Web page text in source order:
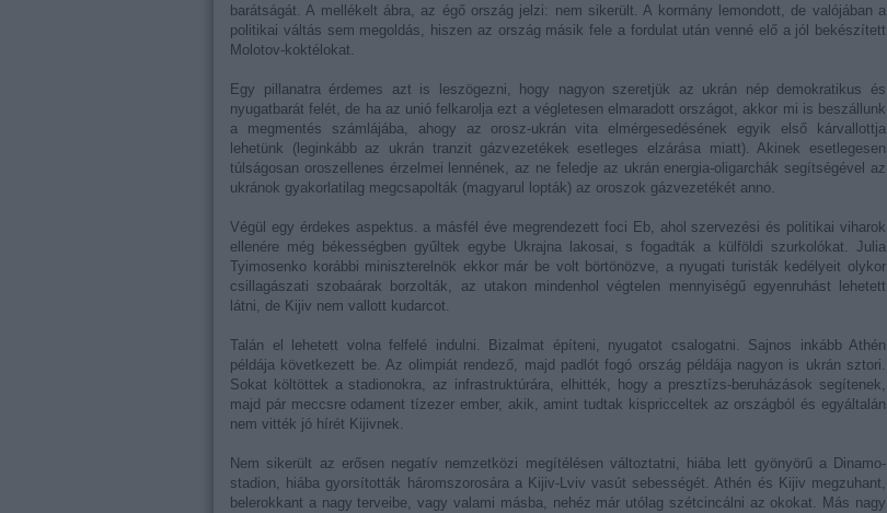
barátságát. A mellékelt ábra, az égő ország jelzi: nem sikerült. A kormány lemondott, de valójában a
politikai váltás sem megoldás, hiszen az ország másik fele a fordulat után venné elő a jól bekészített
Molotov-koktélokat.
Egy pillanatra érdemes azt is leszögezni, hogy nagyon szeretjük az ukrán nép demokratikus és
nyugatbarát felét, de ha az unió felkarolja ezt a végletesen elmaradott országot, akkor mi is beszállunk
a megmentés számlájába, ahogy az orosz-ukrán vita elmérgesedésének egyik első kárvallottja
lehetünk (leginkább az ukrán tranzit gázvezetékek esetleges elzárása miatt). Akinek esetlegesen
túlságosan oroszellenes érzelmei lennének, az ne feledje az ukrán energia-oligarchák segítségével az
ukránok gyakorlatilag megcsapolták (magyarul lopták) az oroszok gázvezetékét anno.
Végül egy érdekes aspektus. a másfél éve megrendezett foci Eb, ahol szervezési és politikai viharok
ellenére még békességben gyűltek egybe Ukrajna lakosai, s fogadták a külföldi szurkolókat. Julia
Tyimosenko korábbi miniszterelnök ekkor már be volt börtönözve, a nyugati turisták kedélyeit olykor
csillagászati szobaárak borzolták, az utakon mindenhol végtelen mennyiségű egyenruhást lehetett
látni, de Kijiv nem vallott kudarcot.
Talán el lehetett volna felfelé indulni. Bizalmat építeni, nyugatot csalogatni. Sajnos inkább Athén
példája következett be. Az olimpiát rendező, majd padlót fogó ország példája nagyon is ukrán sztori.
Sokat költöttek a stadionokra, az infrastruktúrára, elhitték, hogy a presztízs-beruházások segítenek,
majd pár meccsre odament tízezer ember, akik, amint tudtak kispricceltek az országból és egyáltalán
nem vitték jó hírét Kijivnek.
Nem sikerült az erősen negatív nemzetközi megítélésen változtatni, hiába lett gyönyörű a Dinamo-
stadion, hiába gyorsították háromszorosára a Kijiv-Lviv vasút sebességét. Athén és Kijiv megzuhant,
belerokkant a nagy terveibe, vagy valami másba, nehéz már utólag szétcincálni az okokat. Más nagy